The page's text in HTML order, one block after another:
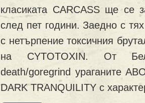
класиката CARCASS ще се
след пет години. Заедно с
с нетърпение токсичния
на CYTOTOXIN. От
death/goregrind ураганите
DARK TRANQUILITY с